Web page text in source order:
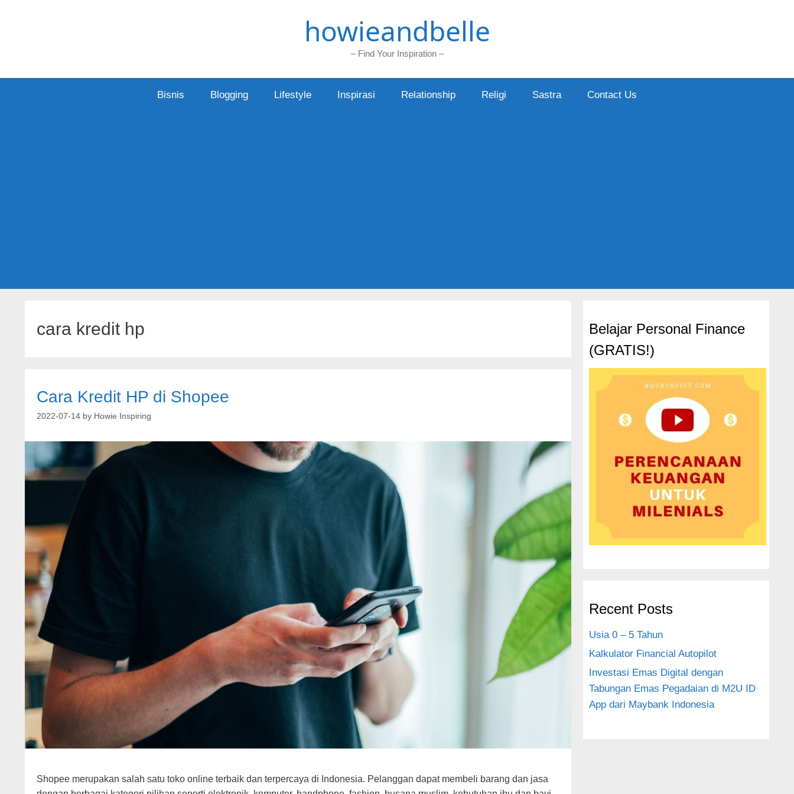
howieandbelle
– Find Your Inspiration –
Bisnis Blogging Lifestyle Inspirasi Relationship Religi Sastra Contact Us
cara kredit hp
Cara Kredit HP di Shopee
2022-07-14 by Howie Inspiring
Shopee merupakan salah satu toko online terbaik dan terpercaya di Indonesia. Pelanggan dapat membeli barang dan jasa
Belajar Personal Finance
(GRATIS!)
Recent Posts
Usia 0 – 5 Tahun
Kalkulator Financial Autopilot
Investasi Emas Digital dengan
Tabungan Emas Pegadaian di M2U ID
App dari Maybank Indonesia